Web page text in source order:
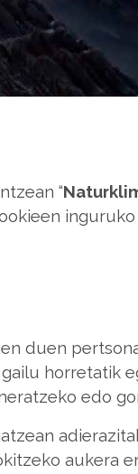
“
duen
horretatik
edo
aukera